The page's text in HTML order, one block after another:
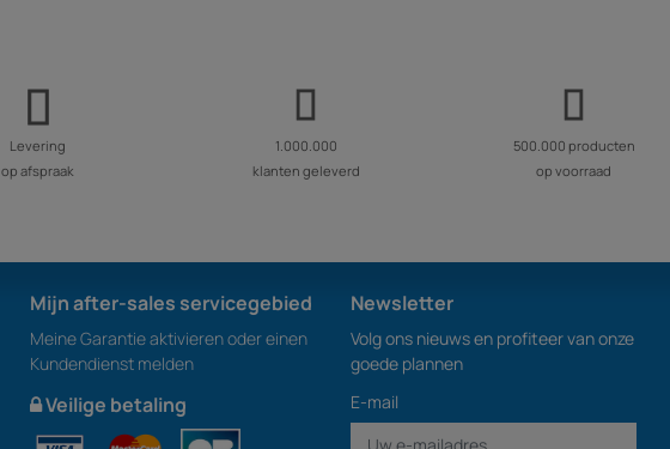
Levering
op afspraak
1.000.000
klanten geleverd
500.000 producten
op voorraad
Mijn after-sales servicegebied
Meine Garantie aktivieren oder einen
Kundendienst melden
Veilige betaling
Newsletter
Volg ons nieuws en profiteer van onze
goede plannen
E-mail